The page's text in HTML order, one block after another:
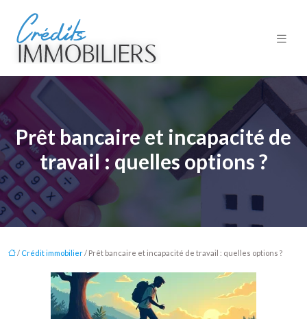
Prêt bancaire et incapacité de
travail : quelles options ?
/ Crédit immobilier/ Prêt bancaire et incapacité de travail : quelles options ?